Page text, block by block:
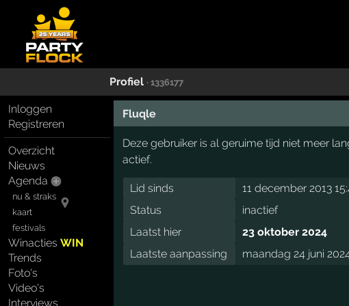
Profiel · 1336177
Inloggen
Registreren
Overzicht
Nieuws
Agenda
nu & straks
kaart
festivals
WinactiesWIN
Trends
Foto's
Video's
Interviews
Fluqle
Deze gebruiker is al geruime tijd niet meer
actief.
Lid sinds
11 december 2013
Status
inactief
Laatst hier
23 oktober 2024
Laatste aanpassing
maandag 24 juni